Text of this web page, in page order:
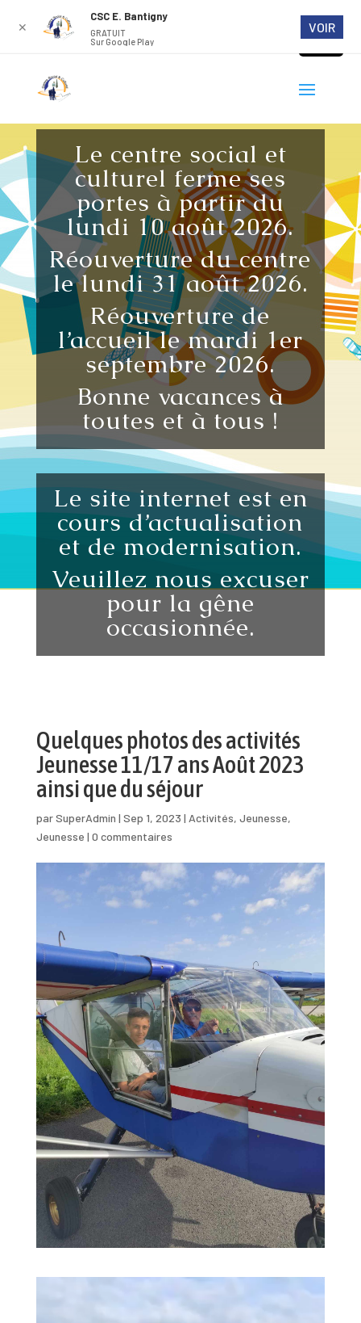
Le centre social et
culturel ferme ses
portes à partir du
lundi 10 août 2026.
Réouverture du centre
le lundi 31 août 2026.
Réouverture de
l’accueil le mardi 1er
septembre 2026.
Bonne vacances à
toutes et à tous !
Le site internet est en
cours d’actualisation
et de modernisation.
Veuillez nous excuser
pour la gêne
occasionnée.
Quelques photos des activités
Jeunesse 11/17 ans Août 2023
ainsi que du séjour
parSuperAdmin | Sep 1, 2023 | Activités, Jeunesse,
Jeunesse | 0 commentaires
✕
CSC E. Bantigny
GRATUIT
Sur Google Play
VOIR